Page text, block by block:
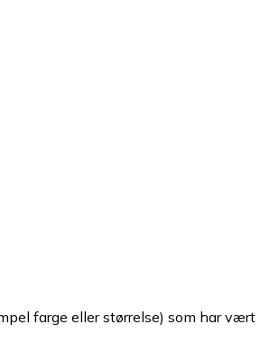
farge eller størrelse) som har